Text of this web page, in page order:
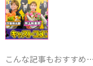
こんな記事もおすすめ…